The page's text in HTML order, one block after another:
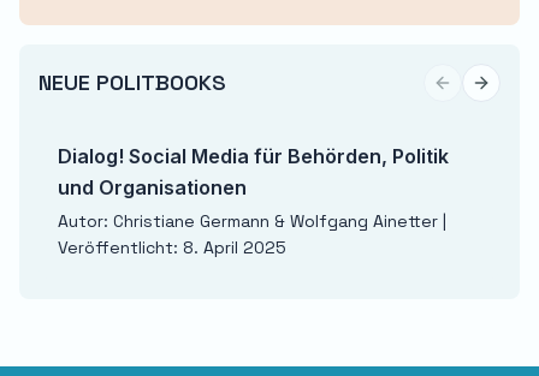
NEUE POLITBOOKS Previous
Next
Dialog! Social Media für Behörden, Politik
und Organisationen
Autor: Christiane Germann & Wolfgang Ainetter |
Veröffentlicht: 8. April 2025